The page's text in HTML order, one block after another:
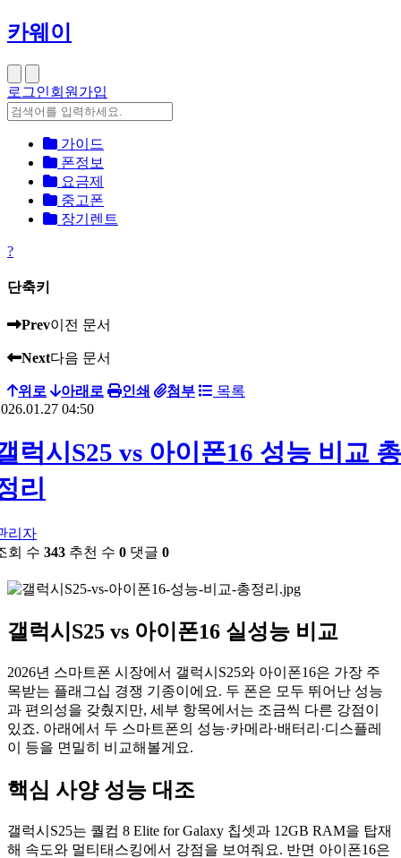
카웨이
로그인회원가입
가이드
폰정보
요금제
중고폰
장기렌트
?
단축키
Prev이전 문서
Next다음 문서
위로 아래로 인쇄 첨부
목록
04:50
럭시S25 vs 아이폰16 성능 비교 총
리
리자
회 수 343 추천 수 0 댓글 0
갤럭시S25 vs 아이폰16 실성능 비교
2026년 스마트폰 시장에서 갤럭시S25와 아이폰16은 가장 주
목받는 플래그십 경쟁 기종이에요. 두 폰은 모두 뛰어난 성능
과 편의성을 갖췄지만, 세부 항목에서는 조금씩 다른 강점이
있죠. 아래에서 두 스마트폰의 성능·카메라·배터리·디스플레
이 등을 면밀히 비교해볼게요.
핵심 사양 성능 대조
갤럭시S25는 퀄컴 8 Elite for Galaxy 칩셋과 12GB RAM을 탑재
해 속도와 멀티태스킹에서 강점을 보여줘요. 반면 아이폰16은